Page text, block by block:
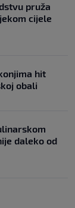
pruža
cijele
hit
obali
daleko od